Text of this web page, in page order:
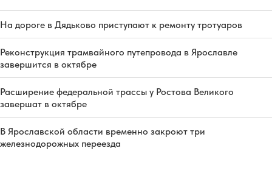
На дороге в Дядьково приступают к ремонту тротуаров
Реконструкция трамвайного путепровода в Ярославле
завершится в октябре
Расширение федеральной трассы у Ростова Великого
завершат в октябре
В Ярославской области временно закроют три
железнодорожных переезда